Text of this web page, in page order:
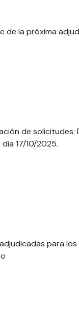
de la próxima
de solicitudes:
17/10/2025.
para